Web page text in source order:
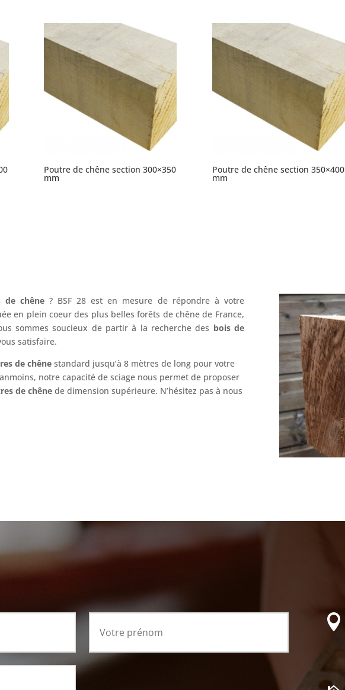
Poutre de chêne section 300×350
mm
Poutre de chêne section 350×400
mm
de chêne? BSF 28 est en mesure de répondre à votre
en plein coeur des plus belles forêts de chêne de France,
sommes soucieux de partir à la recherche des bois de
satisfaire.
de chêne standard jusqu’à 8 mètres de long pour votre
notre capacité de sciage nous permet de proposer
de chêne de dimension supérieure. N’hésitez pas à nous
